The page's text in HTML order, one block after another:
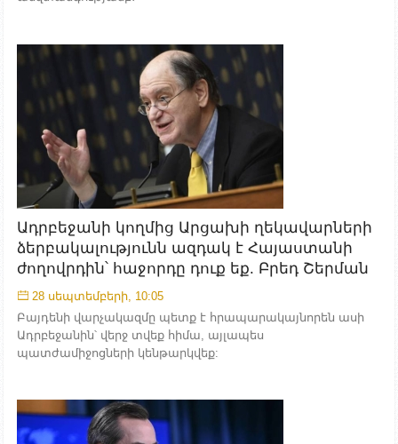
Ադրբեջանի կողմից Արցախի ղեկավարների
ձերբակալությունն ազդակ է Հայաստանի
ժողովրդին՝ հաջորդը դուք եք. Բրեդ Շերման
28 սեպտեմբերի, 10:05
Բայդենի վարչակազմը պետք է հրապարակայնորեն ասի
Ադրբեջանին՝ վերջ տվեք հիմա, այլապես
պատժամիջոցների կենթարկվեք: